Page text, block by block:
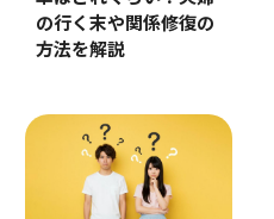
の行く末や関係修復の
方法を解説